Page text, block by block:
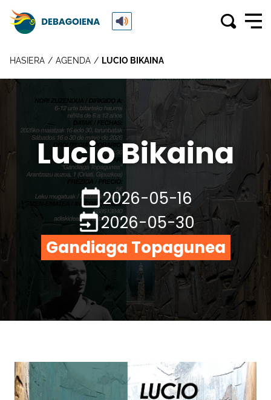
HASIERA AGENDA LUCIO BIKAINA
Lucio Bikaina
2026-05-16
2026-05-30
Gandiaga Topagunea